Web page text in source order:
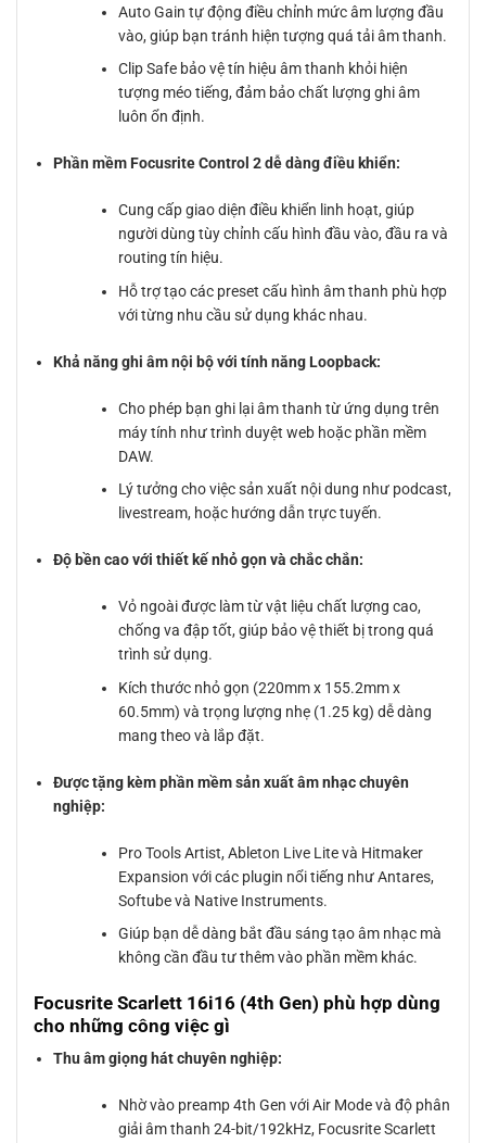
Auto Gain tự động điều chỉnh mức âm lượng đầu
vào, giúp bạn tránh hiện tượng quá tải âm thanh.
Clip Safe bảo vệ tín hiệu âm thanh khỏi hiện
tượng méo tiếng, đảm bảo chất lượng ghi âm
luôn ổn định.
Phần mềm Focusrite Control 2 dễ dàng điều khiển:
Cung cấp giao diện điều khiển linh hoạt, giúp
người dùng tùy chỉnh cấu hình đầu vào, đầu ra và
routing tín hiệu.
Hỗ trợ tạo các preset cấu hình âm thanh phù hợp
với từng nhu cầu sử dụng khác nhau.
Khả năng ghi âm nội bộ với tính năng Loopback:
Cho phép bạn ghi lại âm thanh từ ứng dụng trên
máy tính như trình duyệt web hoặc phần mềm
DAW.
Lý tưởng cho việc sản xuất nội dung như podcast,
livestream, hoặc hướng dẫn trực tuyến.
Độ bền cao với thiết kế nhỏ gọn và chắc chắn:
Vỏ ngoài được làm từ vật liệu chất lượng cao,
chống va đập tốt, giúp bảo vệ thiết bị trong quá
trình sử dụng.
Kích thước nhỏ gọn (220mm x 155.2mm x
60.5mm) và trọng lượng nhẹ (1.25 kg) dễ dàng
mang theo và lắp đặt.
Được tặng kèm phần mềm sản xuất âm nhạc chuyên
nghiệp:
Pro Tools Artist, Ableton Live Lite và Hitmaker
Expansion với các plugin nổi tiếng như Antares,
Softube và Native Instruments.
Giúp bạn dễ dàng bắt đầu sáng tạo âm nhạc mà
không cần đầu tư thêm vào phần mềm khác.
Focusrite Scarlett 16i16 (4th Gen) phù hợp dùng
cho những công việc gì
Thu âm giọng hát chuyên nghiệp:
Nhờ vào preamp 4th Gen với Air Mode và độ phân
giải âm thanh 24-bit/192kHz, Focusrite Scarlett